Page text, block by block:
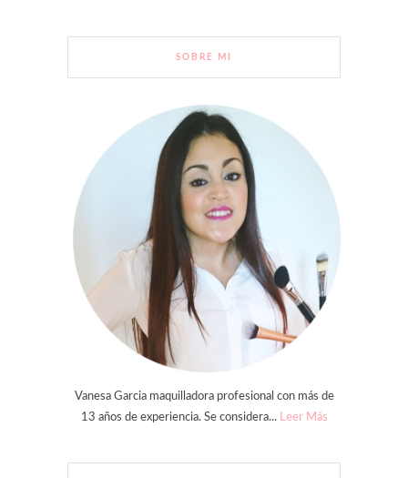
SOBRE MI
Vanesa Garcia maquilladora profesional con más de
13 años de experiencia. Se considera... Leer Más